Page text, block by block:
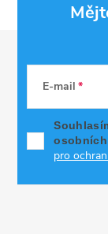
E-mail
pro